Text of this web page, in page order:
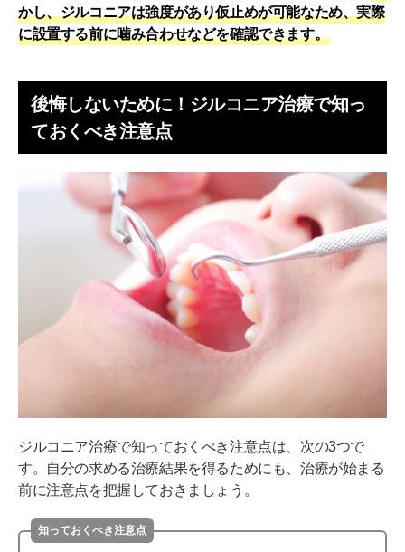
かし、ジルコニアは強度があり仮止めが可能なため、実際
に設置する前に噛み合わせなどを確認できます。
後悔しないために！ジルコニア治療で知っ
ておくべき注意点
ジルコニア治療で知っておくべき注意点は、次の3つで
す。自分の求める治療結果を得るためにも、治療が始まる
前に注意点を把握しておきましょう。
知っておくべき注意点